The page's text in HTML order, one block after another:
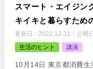
スマート・エイジン
キイキと暮らすため
更新日： 2022-12-31 公開
生活のヒント
講演
10月14日 東京都消費生